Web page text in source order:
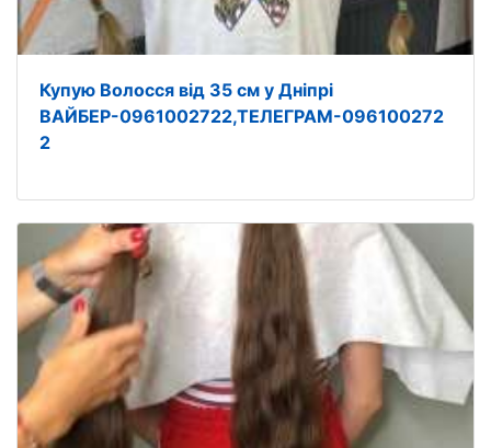
Купую Волосся від 35 см у Дніпрі
ВАЙБЕР-0961002722,ТЕЛЕГРАМ-096100272
2